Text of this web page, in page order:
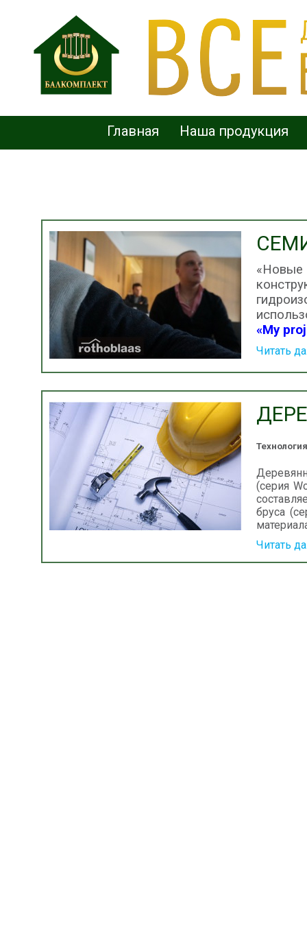
Главная Наша продукция
«My
Читать
(серия
бруса
Читать